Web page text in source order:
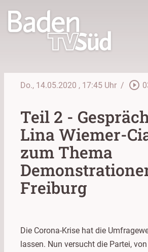
Do., 14.05.2020 , 17:45 Uhr / play_circle_outline
Teil 2 -
Lina Wiemer-
zum Thema
Freiburg
Die Corona-Krise hat die
lassen. Nun versucht die Partei,